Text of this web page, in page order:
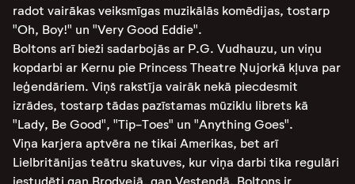
radot vairākas veiksmīgas muzikālās komēdijas, tostarp
"Oh, Boy!" un "Very Good Eddie"​.
Boltons arī bieži sadarbojās ar P.G. Vudhauzu, un viņu
kopdarbi ar Kernu pie Princess Theatre Ņujorkā kļuva par
leģendāriem. Viņš rakstīja vairāk nekā piecdesmit
izrādes, tostarp tādas pazīstamas mūziklu librets kā
"Lady, Be Good", "Tip-Toes" un "Anything Goes"​.
Viņa karjera aptvēra ne tikai Amerikas, bet arī
Lielbritānijas teātru skatuves, kur viņa darbi tika regulāri